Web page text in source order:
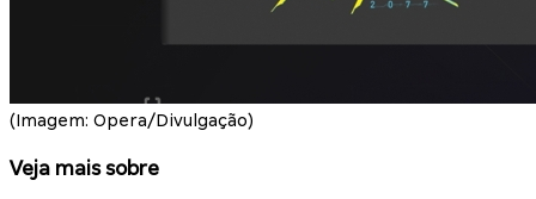
(Imagem: Opera/Divulgação)
Veja mais sobre